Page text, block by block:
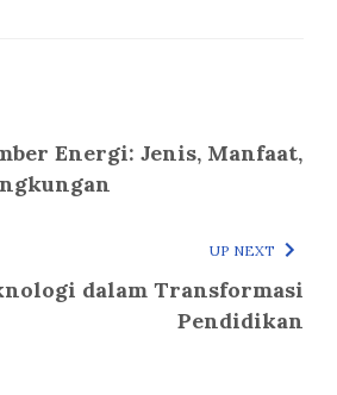
Energi: Jenis, Manfaat,
UP NEXT
dalam Transformasi
Pendidikan